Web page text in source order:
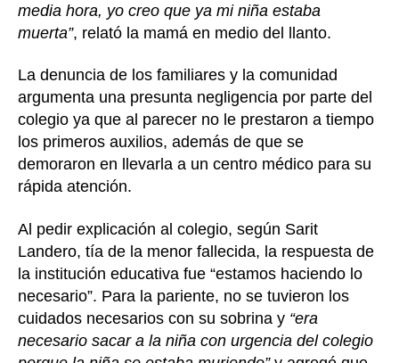
media hora, yo creo que ya mi niña estaba
muerta”, relató la mamá en medio del llanto.
La denuncia de los familiares y la comunidad
argumenta una presunta negligencia por parte del
colegio ya que al parecer no le prestaron a tiempo
los primeros auxilios, además de que se
demoraron en llevarla a un centro médico para su
rápida atención.
Al pedir explicación al colegio, según Sarit
Landero, tía de la menor fallecida, la respuesta de
la institución educativa fue “estamos haciendo lo
necesario”. Para la pariente, no se tuvieron los
cuidados necesarios con su sobrina y “era
necesario sacar a la niña con urgencia del colegio